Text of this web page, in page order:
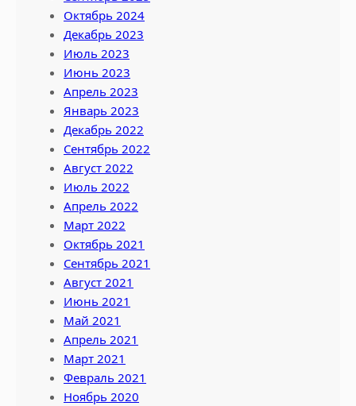
Октябрь 2024
Декабрь 2023
Июль 2023
Июнь 2023
Апрель 2023
Январь 2023
Декабрь 2022
Сентябрь 2022
Август 2022
Июль 2022
Апрель 2022
Март 2022
Октябрь 2021
Сентябрь 2021
Август 2021
Июнь 2021
Май 2021
Апрель 2021
Март 2021
Февраль 2021
Ноябрь 2020